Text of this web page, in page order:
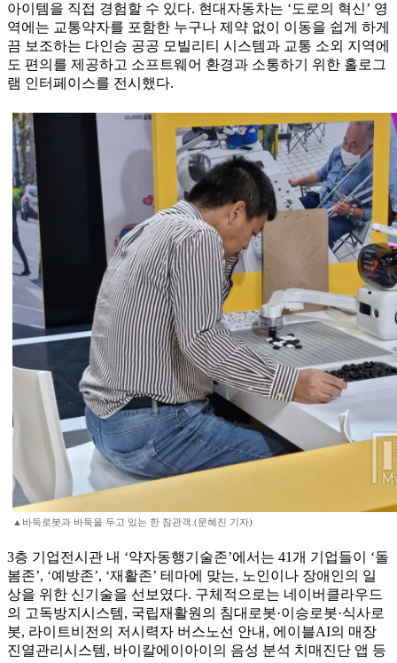
아이템을 직접 경험할 수 있다. 현대자동차는 ‘도로의 혁신’ 영
역에는 교통약자를 포함한 누구나 제약 없이 이동을 쉽게 하게
끔 보조하는 다인승 공공 모빌리티 시스템과 교통 소외 지역에
도 편의를 제공하고 소프트웨어 환경과 소통하기 위한 홀로그
램 인터페이스를 전시했다.
▲바둑로봇과 바둑을 두고 있는 한 참관객.(문혜진 기자)
3층 기업전시관 내 ‘약자동행기술존’에서는 41개 기업들이 ‘돌
봄존’, ‘예방존’, ‘재활존’ 테마에 맞는, 노인이나 장애인의 일
상을 위한 신기술을 선보였다. 구체적으로는 네이버클라우드
의 고독방지시스템, 국립재활원의 침대로봇·이승로봇·식사로
봇, 라이트비전의 저시력자 버스노선 안내, 에이블AI의 매장
진열관리시스템, 바이칼에이아이의 음성 분석 치매진단 앱 등